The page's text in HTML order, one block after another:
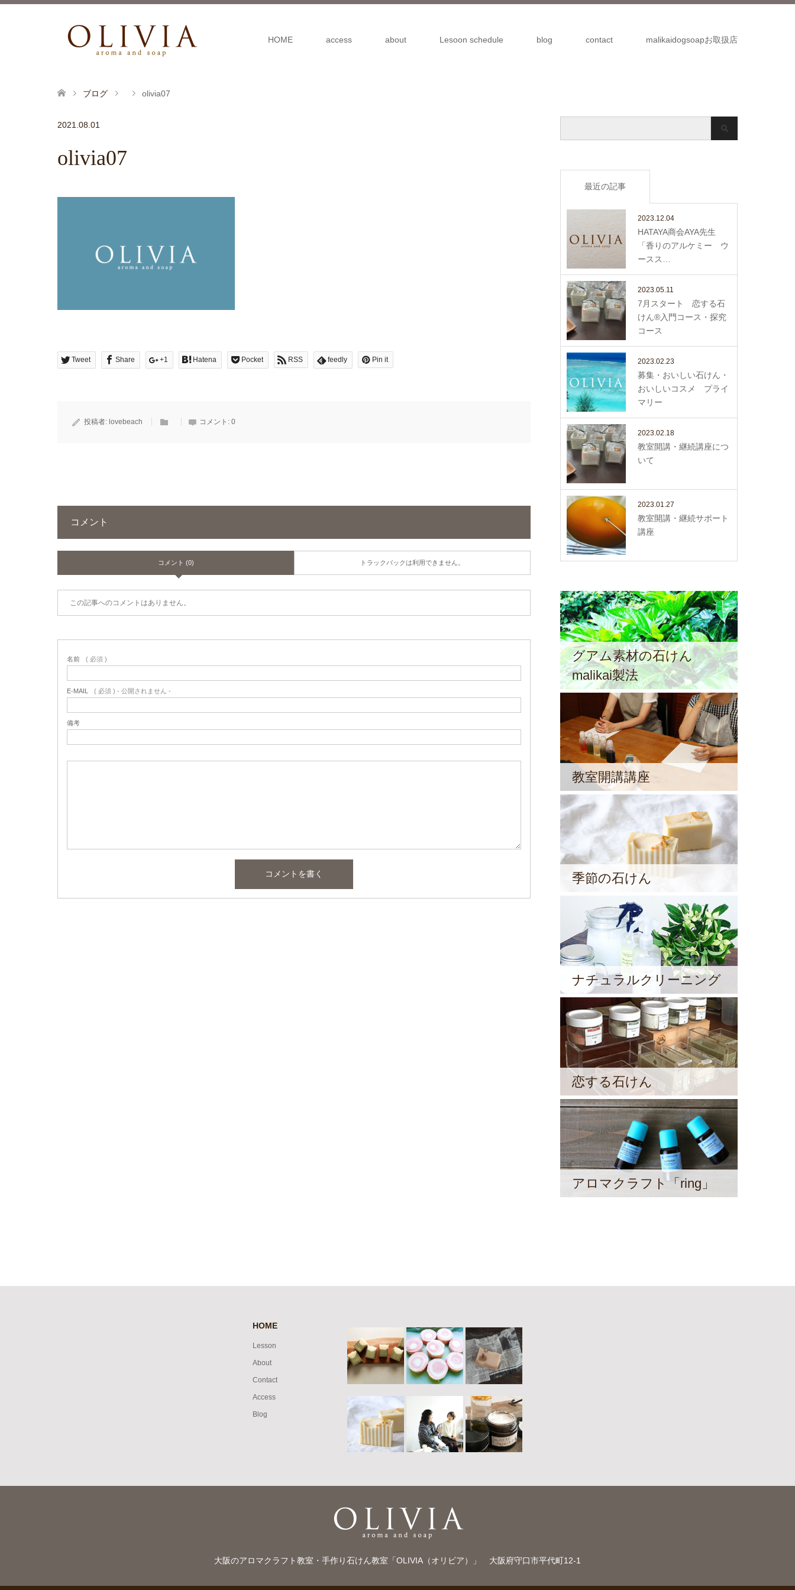
HOME access about Lesoon schedule blog contact malikaidogsoapお取扱店
ブログ olivia07
2021.08.01
olivia07
Tweet Share +1 Hatena Pocket RSS feedly Pin it
投稿者: lovebeach コメント: 0
コメント
コメント (0) トラックバックは利用できません。
この記事へのコメントはありません。
名前 ( 必須 )
E-MAIL ( 必須 ) - 公開されません -
備考
最近の記事
2023.12.04
HATAYA商会AYA先生
「香りのアルケミー ウ
ースス…
2023.05.11
7月スタート 恋する石
けん®入門コース・探究
コース
2023.02.23
募集・おいしい石けん・
おいしいコスメ プライ
マリー
2023.02.18
教室開講・継続講座につ
いて
2023.01.27
教室開講・継続サポート
講座
グアム素材の石けん
malikai製法
教室開講講座
季節の石けん
ナチュラルクリーニング
恋する石けん
アロマクラフト「ring」
HOME
Lesson
About
Contact
Access
Blog
大阪のアロマクラフト教室・手作り石けん教室「OLIVIA（オリビア）」 大阪府守口市平代町12-1